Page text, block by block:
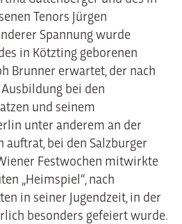
Tenors Jürgen
Spannung wurde
in Kötzting geborenen
Brunner erwartet, der nach
bei den
und seinem
unter anderem an der
auftrat, bei den Salzburger
Festwochen mitwirkte
„Heimspiel“, nach
in seiner Jugendzeit, in der
besonders gefeiert wurde.